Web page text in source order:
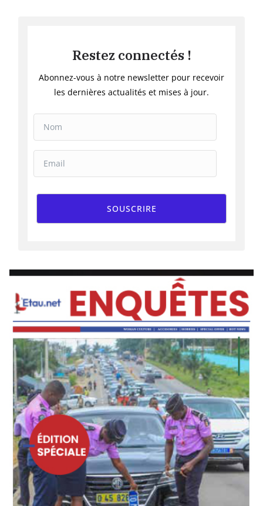
Restez connectés !
Abonnez-vous à notre newsletter pour recevoir
les dernières actualités et mises à jour.
SOUSCRIRE